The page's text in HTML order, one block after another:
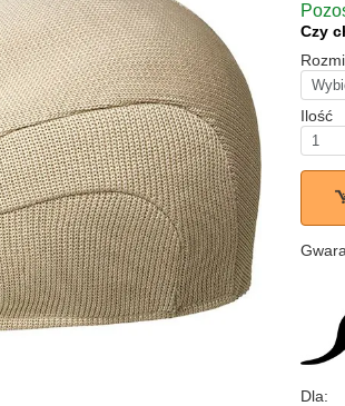
Czy
Ilość
Dla: